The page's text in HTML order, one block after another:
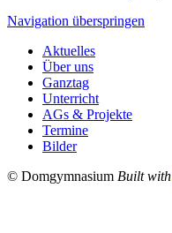
Navigation überspringen
Aktuelles
Über uns
Ganztag
Unterricht
AGs & Projekte
Termine
Bilder
© Domgymnasium Built with